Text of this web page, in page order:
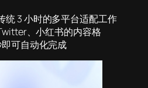
统 3 小时的多平台适配工作
、小红书的内容格
可自动化完成